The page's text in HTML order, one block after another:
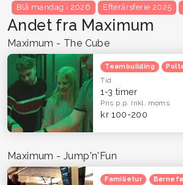
Blå mandag i 2026
Efterårsferie 2025
Andet fra Maximum
Maximum - The Cube
Teambuilding
Tid
1-3 timer
Pris p.p. Inkl. moms
kr 100-200
Maximum - Jump'n'Fun
Familietur